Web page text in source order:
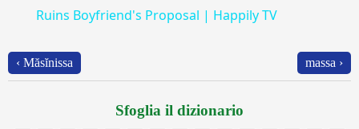
Ruins Boyfriend's Proposal | Happily TV
‹ Măsĭnissa massa ›
Sfoglia il dizionario